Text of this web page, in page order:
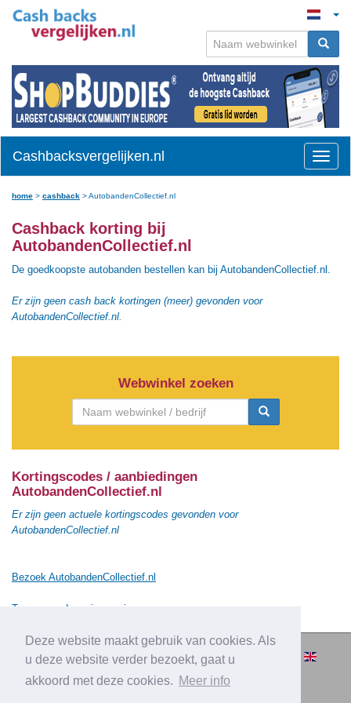
Deze website maakt gebruik van cookies. Als
u deze website verder bezoekt, gaat u
akkoord met deze cookies. Meer info
Toggle
Cashbacksvergelijken.nl
home > cashback >AutobandenCollectief.nl
Cashback korting bij
AutobandenCollectief.nl
De goedkoopste autobanden bestellen kan bij AutobandenCollectief.nl.
Er zijn geen cash back kortingen (meer) gevonden voor
AutobandenCollectief.nl.
Webwinkel zoeken
Kortingscodes / aanbiedingen
AutobandenCollectief.nl
Er zijn geen actuele kortingscodes gevonden voor
AutobandenCollectief.nl
Bezoek AutobandenCollectief.nl
Terug naar de vorige pagina
© 2010-2026 Cashbacksvergelijken.nl -
Over Cashbacksvergelijken.nl | Privacy |